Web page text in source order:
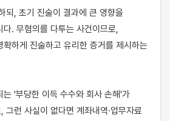
되, 초기 진술이 결과에 큰 영향을
다. 무혐의를 다투는 사건이므로,
하게 진술하고 유리한 증거를 제시하는
는 '부당한 이득 수수와 회사 손해'가
그런 사실이 없다면 계좌내역·업무자료